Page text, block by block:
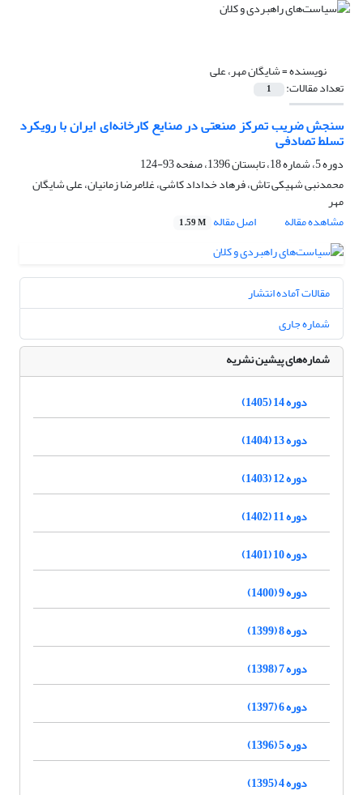
نویسنده =شایگان مهر، علی
تعداد مقالات: 1
سنجش ضریب تمرکز صنعتی در صنایع کارخانه‌ای ایران با رویکرد
تسلط تصادفی
دوره 5، شماره 18، تابستان 1396، صفحه
93-124
محمدنبی شهیکی تاش، فرهاد خداداد کاشی، غلامرضا زمانیان، علی شایگان
مهر
مشاهده مقاله
اصل مقاله 1.59 M
مقالات آماده انتشار
شماره جاری
شماره‌های پیشین نشریه
دوره 14 (1405)
دوره 13 (1404)
دوره 12 (1403)
دوره 11 (1402)
دوره 10 (1401)
دوره 9 (1400)
دوره 8 (1399)
دوره 7 (1398)
دوره 6 (1397)
دوره 5 (1396)
دوره 4 (1395)